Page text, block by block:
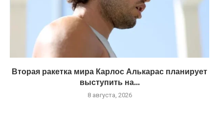
Вторая ракетка мира Карлос Алькарас планирует
выступить на...
8 августа, 2026